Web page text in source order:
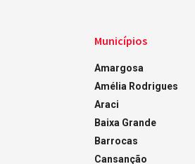
Municípios
Amargosa
Amélia Rodrigues
Araci
Baixa Grande
Barrocas
Cansanção